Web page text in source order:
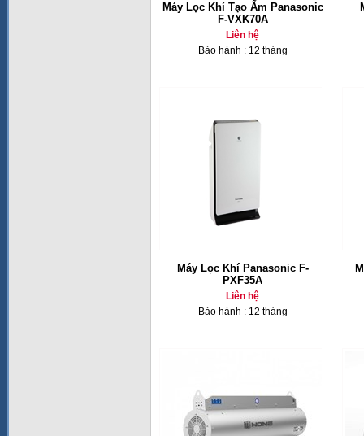
Máy Lọc Khí Tạo Ẩm Panasonic
F-VXK70A
Liên hệ
Bảo hành : 12 tháng
Máy Lọc Khí Panasonic F-
PXF35A
Liên hệ
Bảo hành : 12 tháng